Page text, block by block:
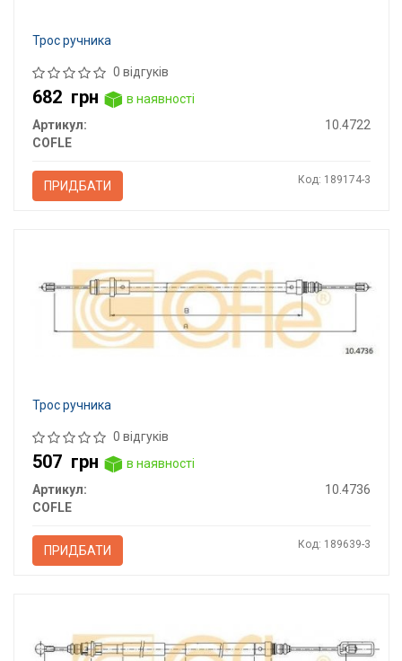
Трос ручника
0 відгуків
682 грн
в наявності
Артикул:
10.4722
COFLE
ПРИДБАТИ Код: 189174-3
Трос ручника
0 відгуків
507 грн
в наявності
Артикул:
10.4736
COFLE
ПРИДБАТИ Код: 189639-3